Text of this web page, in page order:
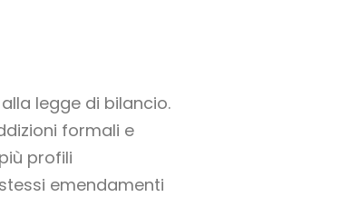
alla legge di bilancio.
formali e
profili
emendamenti